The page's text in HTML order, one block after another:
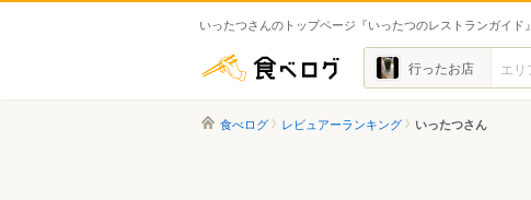
いったつさんのトップページ『いったつのレストランガイド』
食べログ 行ったお店
食べログ レビュアーランキング いったつさん